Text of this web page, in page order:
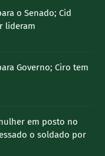
o Senado; Cid
lideram
Governo; Ciro tem
em posto no
o soldado por